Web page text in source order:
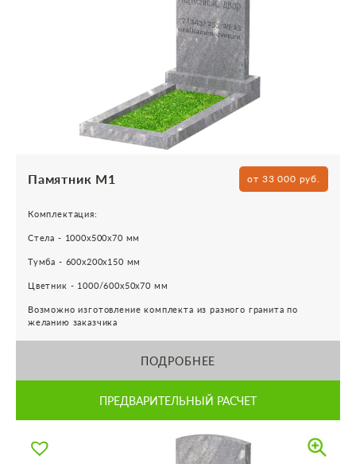
Памятник М1 от 33 000 руб.
Комплектация:
Стела - 1000х500х70 мм
Тумба - 600х200х150 мм
Цветник - 1000/600х50х70 мм
Возможно изготовление комплекта из разного гранита по
желанию заказчика
ПОДРОБНЕЕ
ПРЕДВАРИТЕЛЬНЫЙ РАСЧЕТ